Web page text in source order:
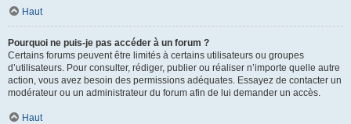
Haut
Pourquoi ne puis-je pas accéder à un forum ?
Certains forums peuvent être limités à certains utilisateurs ou groupes
d’utilisateurs. Pour consulter, rédiger, publier ou réaliser n’importe quelle autre
action, vous avez besoin des permissions adéquates. Essayez de contacter un
modérateur ou un administrateur du forum afin de lui demander un accès.
Haut